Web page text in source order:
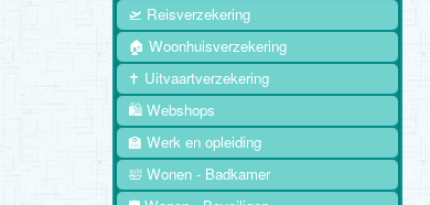
🛫 Reisverzekering
🏠 Woonhuisverzekering
✝️ Uitvaartverzekering
🛍️ Webshops
🏫 Werk en opleiding
🛀 Wonen - Badkamer